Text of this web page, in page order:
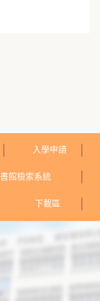
入學申請
館檢索系統
下載區